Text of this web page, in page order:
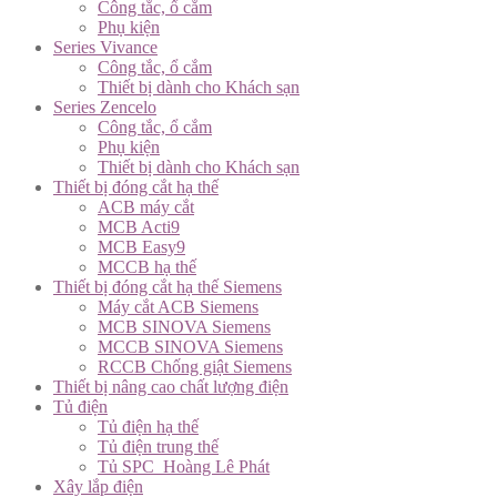
Công tắc, ổ cắm
Phụ kiện
Series Vivance
Công tắc, ổ cắm
Thiết bị dành cho Khách sạn
Series Zencelo
Công tắc, ổ cắm
Phụ kiện
Thiết bị dành cho Khách sạn
Thiết bị đóng cắt hạ thế
ACB máy cắt
MCB Acti9
MCB Easy9
MCCB hạ thế
Thiết bị đóng cắt hạ thế Siemens
Máy cắt ACB Siemens
MCB SINOVA Siemens
MCCB SINOVA Siemens
RCCB Chống giật Siemens
Thiết bị nâng cao chất lượng điện
Tủ điện
Tủ điện hạ thế
Tủ điện trung thế
Tủ SPC_Hoàng Lê Phát
Xây lắp điện